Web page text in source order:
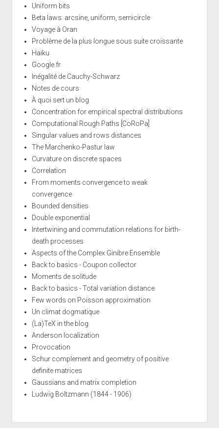
Uniform bits
Beta laws: arcsine, uniform, semicircle
Voyage à Oran
Problème de la plus longue sous suite croissante
Haïku
Google.fr
Inégalité de Cauchy-Schwarz
Notes de cours
À quoi sert un blog
Concentration for empirical spectral distributions
Computational Rough Paths [CoRoPa]
Singular values and rows distances
The Marchenko-Pastur law
Curvature on discrete spaces
Correlation
From moments convergence to weak
convergence
Bounded densities
Double exponential
Intertwining and commutation relations for birth-
death processes
Aspects of the Complex Ginibre Ensemble
Back to basics - Coupon collector
Moments de solitude
Back to basics - Total variation distance
Few words on Poisson approximation
Un climat dogmatique
(La)TeX in the blog
Anderson localization
Provocation
Schur complement and geometry of positive
definite matrices
Gaussians and matrix completion
Ludwig Boltzmann (1844 - 1906)